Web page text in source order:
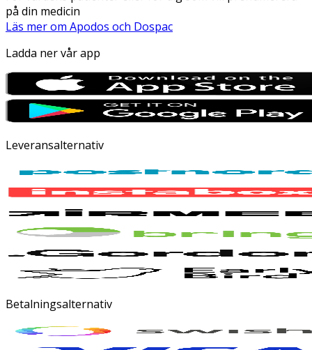
på din medicin
Läs mer om Apodos och Dospac
Ladda ner vår app
Leveransalternativ
Betalningsalternativ